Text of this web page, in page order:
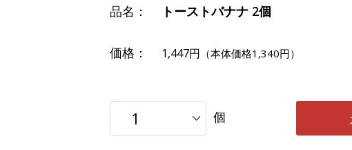
品名： トーストバナナ 2個
価格： 1,447円 （本体価格1,340円）
個